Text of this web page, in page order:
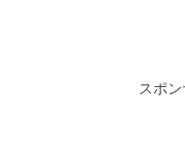
スポ